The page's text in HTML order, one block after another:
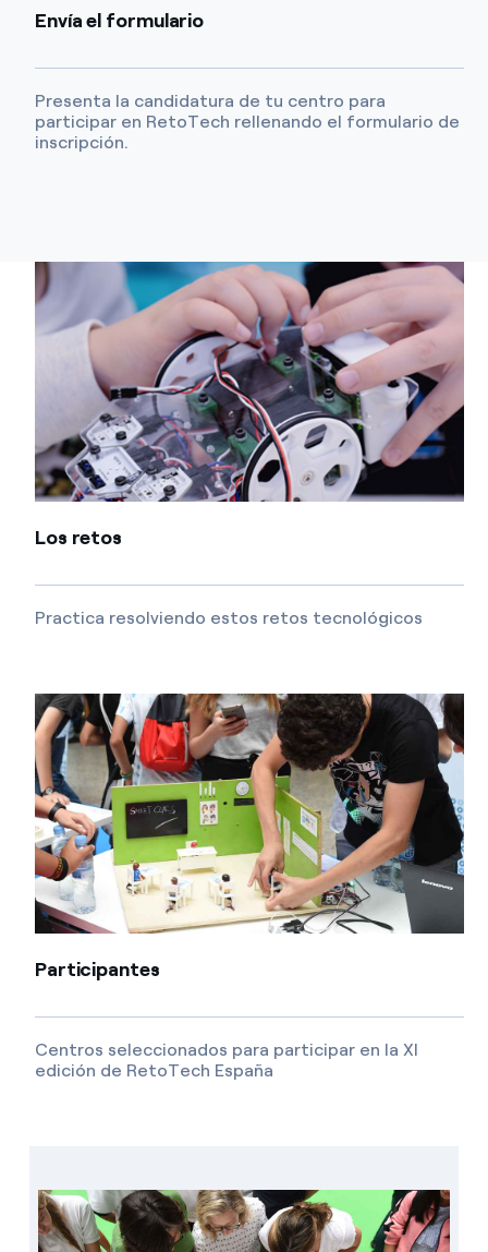
Envía el formulario
Presenta la candidatura de tu centro para
participar en RetoTech rellenando el formulario de
inscripción.
Los retos
Practica resolviendo estos retos tecnológicos
Participantes
Centros seleccionados para participar en la XI
edición de RetoTech España